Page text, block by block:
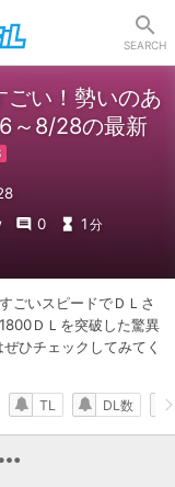
SEARCH
ごい！勢いのあ
～8/28の最新
0 1 分
ごいスピードでＤＬさ
ＤＬを突破した驚異
ひチェックしてみてく
TL DL数